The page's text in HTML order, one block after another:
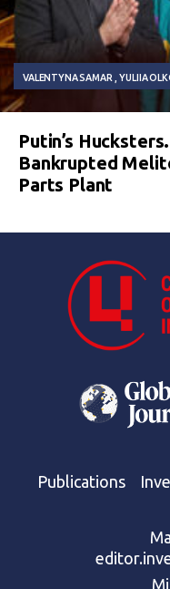
VALENTYNA SAMAR YULIIA
Putin’s
Bankrupted
Parts Plant
Publications